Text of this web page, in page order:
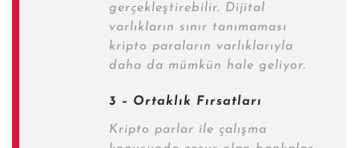
gerçekleştirebilir. Dijital
varlıkların sınır tanımaması
kripto paraların varlıklarıyla
daha da mümkün hale geliyor.
3 – Ortaklık Fırsatları
Kripto parlar ile çalışma